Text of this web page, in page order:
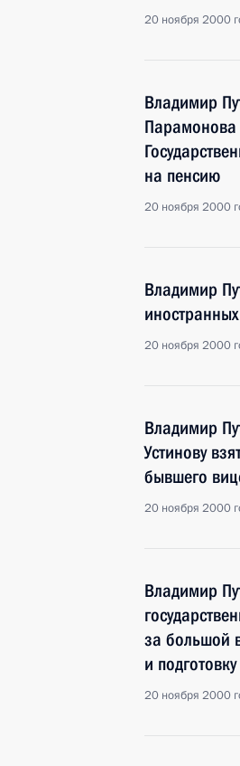
20 ноября 2000
Владимир
Парамонова
на пенсию
20 ноября 2000
Владимир
иностранных
20 ноября 2000
Владимир
Устинову
бывшего
20 ноября 2000
Владимир
за большой
и
20 ноября 2000